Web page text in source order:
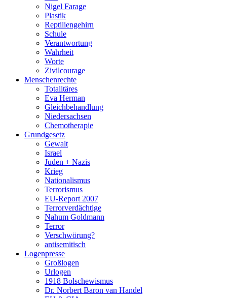
Nigel Farage
Plastik
Reptiliengehirn
Schule
Verantwortung
Wahrheit
Worte
Zivilcourage
Menschenrechte
Totalitäres
Eva Herman
Gleichbehandlung
Niedersachsen
Chemotherapie
Grundgesetz
Gewalt
Israel
Juden + Nazis
Krieg
Nationalismus
Terrorismus
EU-Report 2007
Terrorverdächtige
Nahum Goldmann
Terror
Verschwörung?
antisemitisch
Logenpresse
Großlogen
Urlogen
1918 Bolschewismus
Dr. Norbert Baron van Handel